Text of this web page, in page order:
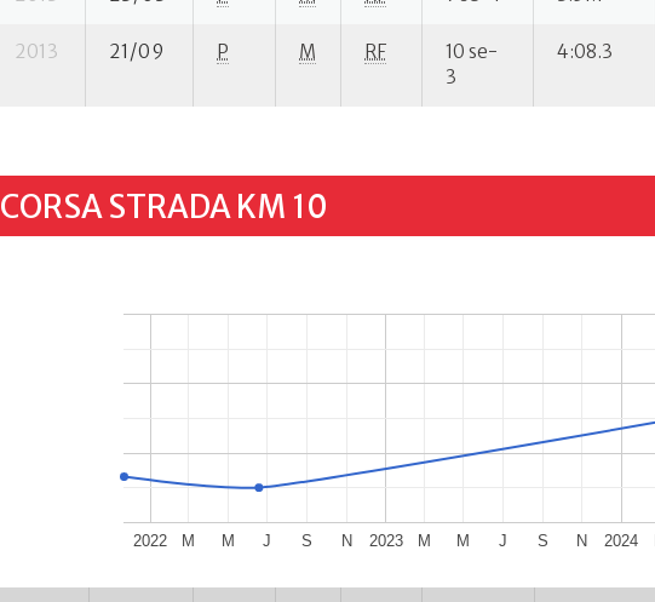
2013 21/09 P M RF
10 se-
3
4:08.3
CORSA STRADA KM 10
2022 2023 2024
M M J S N M M J S N